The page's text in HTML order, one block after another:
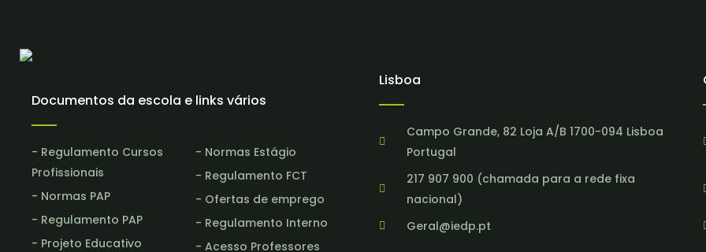
Documentos da escola e links vários
- Regulamento Cursos
Profissionais
- Normas PAP
- Regulamento PAP
- Projeto Educativo
- Normas Estágio
- Regulamento FCT
- Ofertas de emprego
- Regulamento Interno
- Acesso Professores
Lisboa
Campo Grande, 82 Loja A/B 1700-094 Lisboa
Portugal
217 907 900 (chamada para a rede fixa
nacional)
Geral@iedp.pt